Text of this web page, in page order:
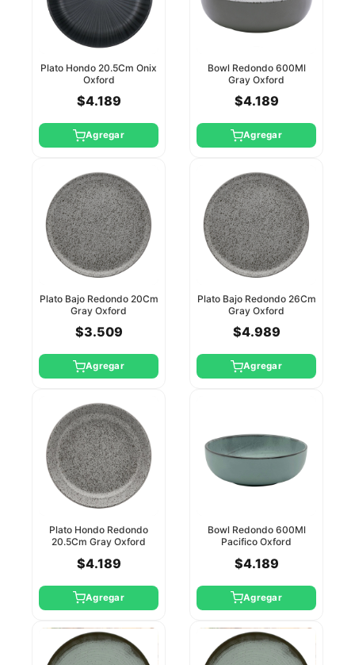
Plato Hondo 20.5Cm Onix
Oxford
$4.189
Agregar
Bowl Redondo 600Ml
Gray Oxford
$4.189
Agregar
Plato Bajo Redondo 20Cm
Gray Oxford
$3.509
Agregar
Plato Bajo Redondo 26Cm
Gray Oxford
$4.989
Agregar
Plato Hondo Redondo
20.5Cm Gray Oxford
$4.189
Agregar
Bowl Redondo 600Ml
Pacifico Oxford
$4.189
Agregar